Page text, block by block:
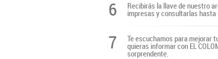
6 Recibirás la llave de nuestro
impresas y consultarlas hasta
7 Te escuchamos para mejorar
quieras informar con EL
sorprendente.